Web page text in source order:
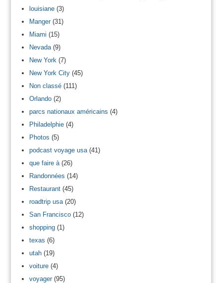
louisiane(3)
Manger(31)
Miami (15)
Nevada(9)
New York (7)
New York City(45)
Non classé(111)
Orlando(2)
parcs nationaux américains (4)
Philadelphie(4)
Photos (5)
podcast voyage usa(41)
que faire à(26)
Randonnées (14)
Restaurant(45)
roadtrip usa(20)
San Francisco(12)
shopping(1)
texas (6)
utah(19)
voiture(4)
voyager(95)